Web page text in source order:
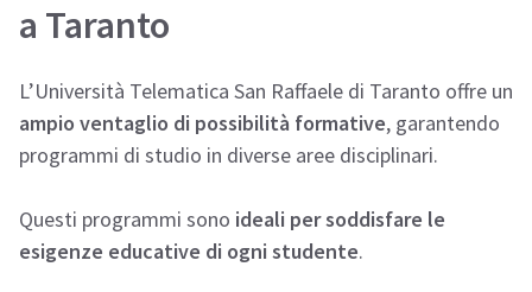
a Taranto
L’Università Telematica San Raffaele di Taranto offre un
ampio ventaglio di possibilità formative, garantendo
programmi di studio in diverse aree disciplinari.
Questi programmi sono ideali per soddisfare le
esigenze educative di ogni studente.